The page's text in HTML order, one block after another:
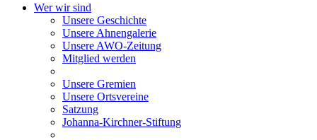
Wer wir sind
Unsere Geschichte
Unsere Ahnengalerie
Unsere AWO-Zeitung
Mitglied werden
Unsere Gremien
Unsere Ortsvereine
Satzung
Johanna-Kirchner-Stiftung